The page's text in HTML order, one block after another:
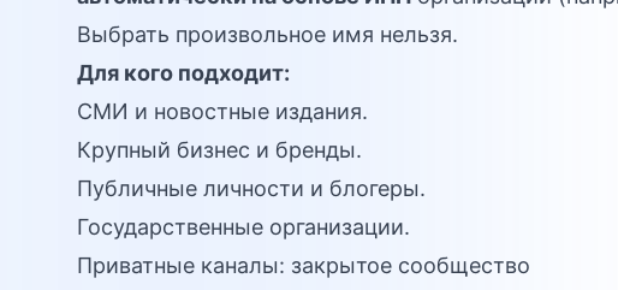
Выбрать произвольное имя нельзя.
Для кого подходит:
СМИ и новостные издания.
Крупный бизнес и бренды.
Публичные личности и блогеры.
Государственные организации.
Приватные каналы: закрытое сообщество